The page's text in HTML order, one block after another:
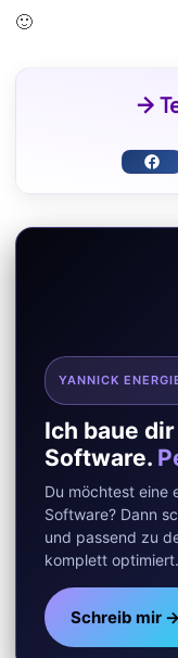
🙂
→
F
o
k
YANNICK
Ich baue
Software.
Du möchtest eine
Software? Dann
und passend zu
komplett optimiert.
Schreib mir →